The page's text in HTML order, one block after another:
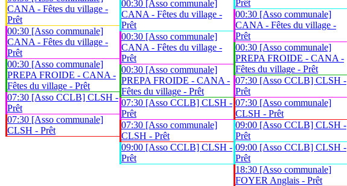
CANA - Fêtes du village -
Prêt
00:30 [Asso communale]
CANA - Fêtes du village -
Prêt
00:30 [Asso communale]
PREPA FROIDE - CANA -
Fêtes du village - Prêt
07:30 [Asso CCLB] CLSH -
Prêt
07:30 [Asso communale]
CLSH - Prêt
00:30 [Asso communale]
CANA - Fêtes du village -
Prêt
00:30 [Asso communale]
CANA - Fêtes du village -
Prêt
00:30 [Asso communale]
PREPA FROIDE - CANA -
Fêtes du village - Prêt
07:30 [Asso CCLB] CLSH -
Prêt
07:30 [Asso communale]
CLSH - Prêt
09:00 [Asso CCLB] CLSH -
Prêt
Prêt
00:30 [Asso communale]
CANA - Fêtes du village -
Prêt
00:30 [Asso communale]
PREPA FROIDE - CANA -
Fêtes du village - Prêt
07:30 [Asso CCLB] CLSH -
Prêt
07:30 [Asso communale]
CLSH - Prêt
09:00 [Asso CCLB] CLSH -
Prêt
09:00 [Asso CCLB] CLSH -
Prêt
18:30 [Asso communale]
FOYER Anglais - Prêt